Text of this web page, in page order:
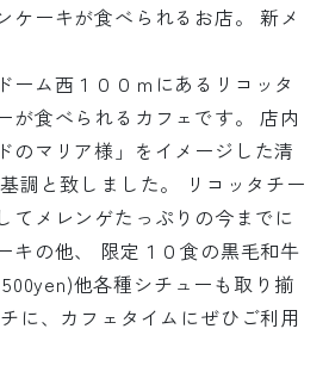
ケーキが食べられるお店。 新メ
ーム西１００ｍにあるリコッタ
が食べられるカフェです。 店内
のマリア様」をイメージした清
調と致しました。 リコッタチー
てメレンゲたっぷりの今までに
キの他、 限定１０食の黒毛和牛
他各種シチューも取り揃
に、カフェタイムにぜひご利用